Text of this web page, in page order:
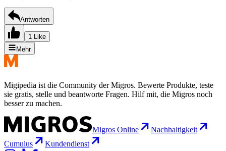
Antworten
1 Like
Mehr
Migipedia ist die Community der Migros. Bewerte Produkte, teste
sie gratis, stelle und beantworte Fragen. Hilf mit, die Migros noch
besser zu machen.
Migros Online
Nachhaltigkeit
Cumulus
Kundendienst